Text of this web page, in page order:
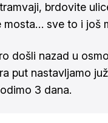
brdovite
mosta… sve to i još
došli nazad u
put nastavljamo
3 dana.